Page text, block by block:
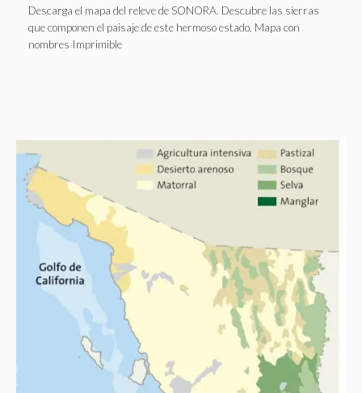
Descarga el mapa del releve de SONORA. Descubre las sierras
que componen el paisaje de este hermoso estado. Mapa con
nombres Imprimible